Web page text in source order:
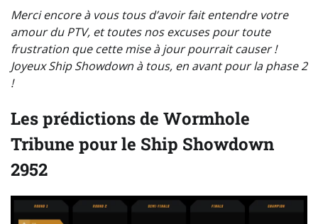
Merci encore à vous tous d’avoir fait entendre votre
amour du PTV, et toutes nos excuses pour toute
frustration que cette mise à jour pourrait causer !
Joyeux Ship Showdown à tous, en avant pour la phase 2
!
Les prédictions de Wormhole
Tribune pour le Ship Showdown
2952